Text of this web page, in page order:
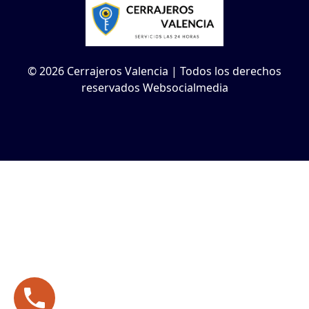
© 2026 Cerrajeros Valencia | Todos los derechos
reservados Websocialmedia